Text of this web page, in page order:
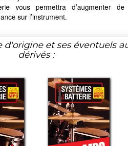
vous permettra d’augmenter de
sur l’instrument.
d'origine et ses éventuels
dérivés :